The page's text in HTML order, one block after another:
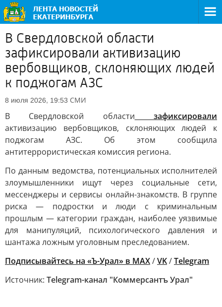
В Свердловской области
зафиксировали активизацию
вербовщиков, склоняющих людей
к поджогам АЗС
8 июля 2026, 19:53 СМИ
В Свердловской области зафиксировали
активизацию вербовщиков, склоняющих людей к
поджогам АЗС. Об этом сообщила
антитеррористическая комиссия региона.
По данным ведомства, потенциальных исполнителей
злоумышленники ищут через социальные сети,
мессенджеры и сервисы онлайн-знакомств. В группе
риска — подростки и люди с криминальным
прошлым — категории граждан, наиболее уязвимые
для манипуляций, психологического давления и
шантажа ложным уголовным преследованием.
Подписывайтесь на «Ъ-Урал» в MAX/VK/Telegram
Источник: Telegram-канал "Коммерсантъ Урал"